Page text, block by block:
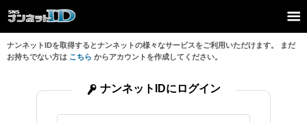
ナンネットIDを取得するとナンネットの様々なサービスをご利用いただけます。 まだ
お持ちでない方は こちら からアカウントを作成してください。
ナンネットIDにログイン